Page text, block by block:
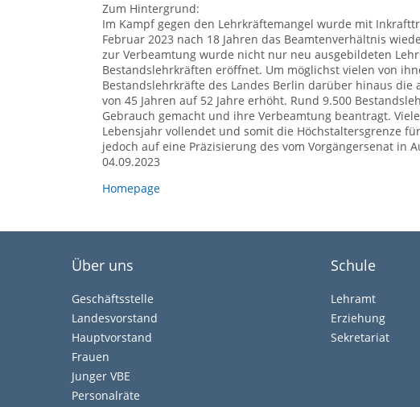
Zum Hintergrund:
Im Kampf gegen den Lehrkräftemangel wurde mit
Februar 2023 nach 18 Jahren das Beamtenverhältnis
zur Verbeamtung wurde nicht nur neu ausgebildeten
Bestandslehrkräften eröffnet. Um möglichst vielen von
Bestandslehrkräfte des Landes Berlin darüber hinaus
von 45 Jahren auf 52 Jahre erhöht. Rund 9.500
Gebrauch gemacht und ihre Verbeamtung beantragt.
Lebensjahr vollendet und somit die Höchstaltersgrenze
jedoch auf eine Präzisierung des vom Vorgängersenat in
04.09.2023
Homepage
Über uns
Geschäftsstelle
Landesvorstand
Hauptvorstand
Frauen
Junger VBE
Personalräte
Schule
Lehramt
Erziehung
Sekretariat